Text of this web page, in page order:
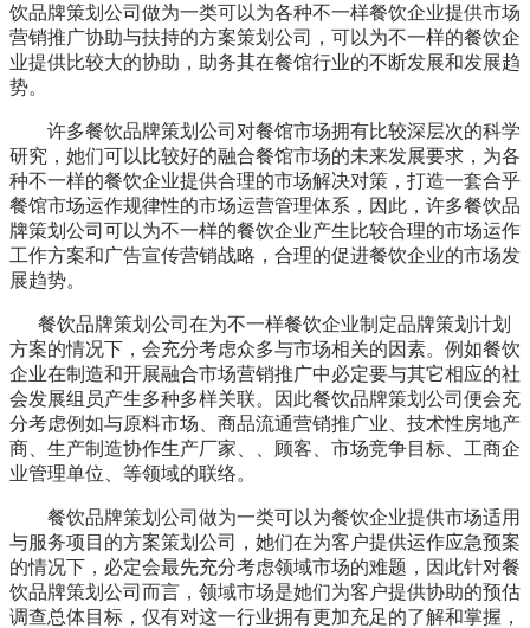
饮品牌策划公司做为一类可以为各种不一样餐饮企业提供市场
营销推广协助与扶持的方案策划公司，可以为不一样的餐饮企
业提供比较大的协助，助务其在餐馆行业的不断发展和发展趋
势。
许多餐饮品牌策划公司对餐馆市场拥有比较深层次的科学
研究，她们可以比较好的融合餐馆市场的未来发展要求，为各
种不一样的餐饮企业提供合理的市场解决对策，打造一套合乎
餐馆市场运作规律性的市场运营管理体系，因此，许多餐饮品
牌策划公司可以为不一样的餐饮企业产生比较合理的市场运作
工作方案和广告宣传营销战略，合理的促进餐饮企业的市场发
展趋势。
餐饮品牌策划公司在为不一样餐饮企业制定品牌策划计划
方案的情况下，会充分考虑众多与市场相关的因素。例如餐饮
企业在制造和开展融合市场营销推广中必定要与其它相应的社
会发展组员产生多种多样关联。因此餐饮品牌策划公司便会充
分考虑例如与原料市场、商品流通营销推广业、技术性房地产
商、生产制造协作生产厂家、、顾客、市场竞争目标、工商企
业管理单位、等领域的联络。
餐饮品牌策划公司做为一类可以为餐饮企业提供市场适用
与服务项目的方案策划公司，她们在为客户提供运作应急预案
的情况下，必定会最先充分考虑领域市场的难题，因此针对餐
饮品牌策划公司而言，领域市场是她们为客户提供协助的预估
调查总体目标，仅有对这一行业拥有更加充足的了解和掌握，